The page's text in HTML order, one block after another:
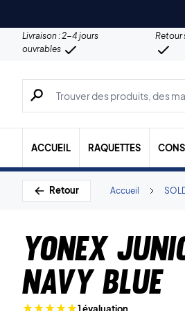
Livraison : 2-4 jours
ouvrables
Retour
Recherche de produits, de
ACCUEIL RAQUETTES
Retour Accueil
Yonex
Navy Blue